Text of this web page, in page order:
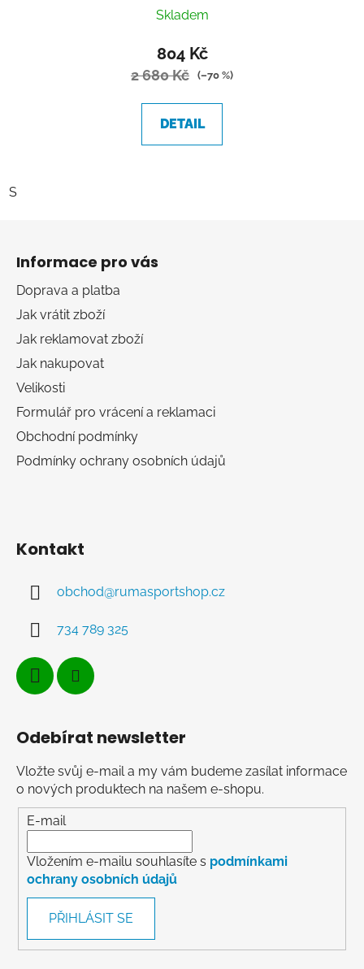
Skladem
804 Kč
2 680 Kč (–70 %)
DETAIL
S
Informace pro vás
Doprava a platba
Jak vrátit zboží
Jak reklamovat zboží
Jak nakupovat
Velikosti
Formulář pro vrácení a reklamaci
Obchodní podmínky
Podmínky ochrany osobních údajů
Kontakt
obchod@rumasportshop.cz
734 789 325
Odebírat newsletter
Vložte svůj e-mail a my vám budeme zasílat informace
o nových produktech na našem e-shopu.
E-mail
Vložením e-mailu souhlasíte s podmínkami
ochrany osobních údajů
PŘIHLÁSIT SE